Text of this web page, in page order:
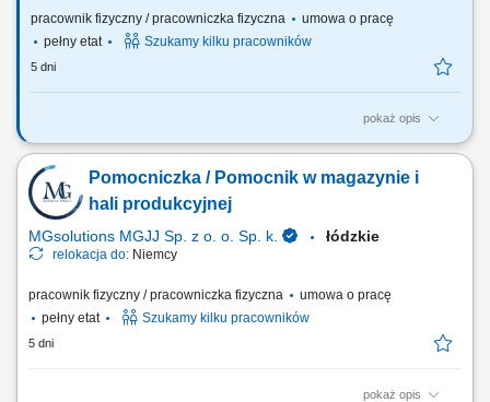
pracownik fizyczny / pracowniczka fizyczna
umowa o pracę
pełny etat
Szukamy kilku pracowników
5 dni
pokaż opis
Opis stanowiska Proste prace produkcyjne w fabryce części dla branży
samochodowej nie wymagające znajomości języka ani doświadczenia
Pakowanie towaru; Inne prace pomocnicze;
Pomocniczka / Pomocnik w magazynie i
hali produkcyjnej
MGsolutions MGJJ Sp. z o. o. Sp. k. łódzkie
relokacja do: Niemcy
pracownik fizyczny / pracowniczka fizyczna
umowa o pracę
pełny etat
Szukamy kilku pracowników
5 dni
pokaż opis